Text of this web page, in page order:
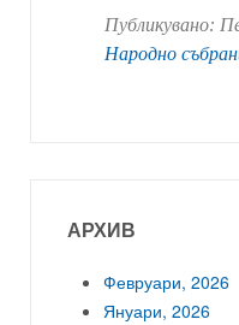
Публикувано:
Народно
АРХИВ
Февруари, 2026
Януари, 2026